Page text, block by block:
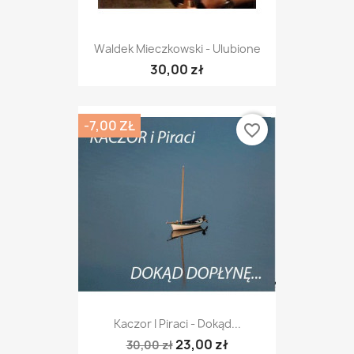
Waldek Mieczkowski - Ulubione
30,00 zł
Kaczor I Piraci - Dokąd...
30,00 zł23,00 zł
-7,00 ZŁ favorite_border